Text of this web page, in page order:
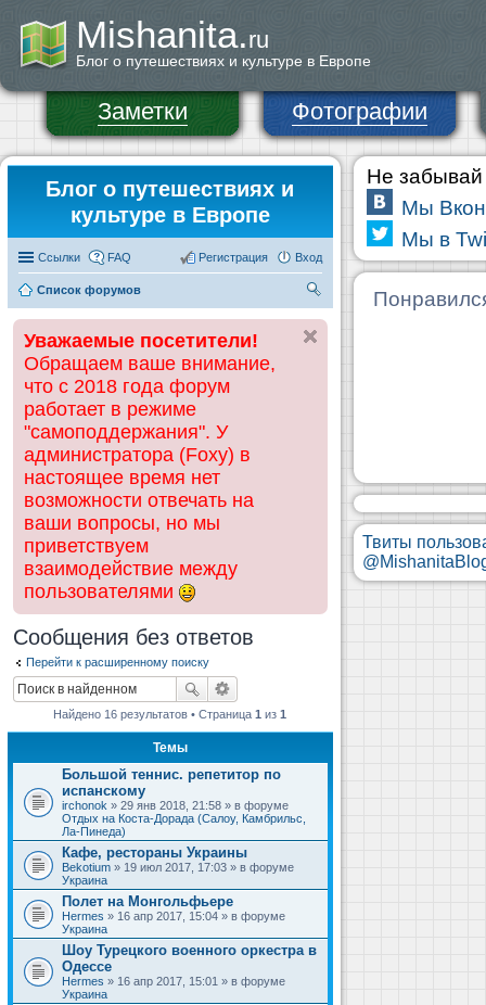
Mishanita.ru
Блог о путешествиях и культуре в Европе
Заметки Фотографии
Блог о путешествиях и
культуре в Европе
Ссылки FAQ Вход
Регистрация
Список форумов
ск
Уважаемые посетители!
Обращаем ваше внимание,
что с 2018 года форум
работает в режиме
"самоподдержания". У
администратора (Foxy) в
настоящее время нет
возможности отвечать на
ваши вопросы, но мы
приветствуем
взаимодействие между
пользователями
Сообщения без ответов
Перейти к расширенному поиску
Найдено 16 результатов • Страница1 из1
Темы
Большой теннис. репетитор по
испанскому
irchonok » 29 янв 2018, 21:58 » в форуме
Отдых на Коста-Дорада (Салоу, Камбрильс,
Ла-Пинеда)
Кафе, рестораны Украины
Bekotium » 19 июл 2017, 17:03 » в форуме
Украина
Полет на Монгольфьере
Hermes » 16 апр 2017, 15:04 » в форуме
Украина
Шоу Турецкого военного оркестра в
Одессе
Hermes » 16 апр 2017, 15:01 » в форуме
Украина
Не забывай
Мы
Мы в
Твиты